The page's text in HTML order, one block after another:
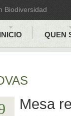
Biodiversidad
INICIO QUEN
Mesa